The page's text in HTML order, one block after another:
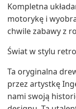
Kompletna
motorykę i
chwile zabawy z
Świat w stylu retro
Ta oryginalna
przez artystkę
nami swoją